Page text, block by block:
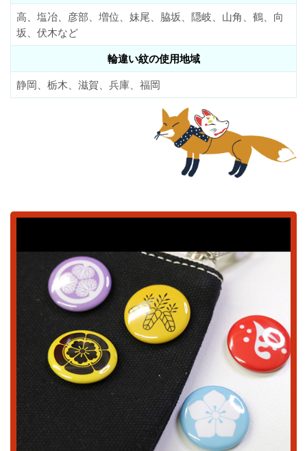
高、塩冶、彦部、増位、妹尾、脇坂、隠岐、山角、鶴、向
坂、伏木など
輪違い紋の使用地域
静岡、栃木、滋賀、兵庫、福岡